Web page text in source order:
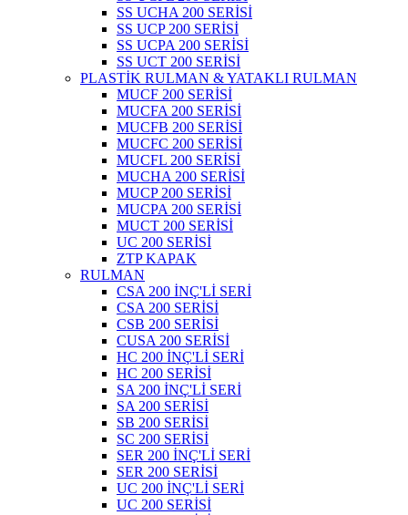
SS UCHA 200 SERİSİ
SS UCP 200 SERİSİ
SS UCPA 200 SERİSİ
SS UCT 200 SERİSİ
PLASTİK RULMAN & YATAKLI RULMAN
MUCF 200 SERİSİ
MUCFA 200 SERİSİ
MUCFB 200 SERİSİ
MUCFC 200 SERİSİ
MUCFL 200 SERİSİ
MUCHA 200 SERİSİ
MUCP 200 SERİSİ
MUCPA 200 SERİSİ
MUCT 200 SERİSİ
UC 200 SERİSİ
ZTP KAPAK
RULMAN
CSA 200 İNÇ'Lİ SERİ
CSA 200 SERİSİ
CSB 200 SERİSİ
CUSA 200 SERİSİ
HC 200 İNÇ'Lİ SERİ
HC 200 SERİSİ
SA 200 İNÇ'Lİ SERİ
SA 200 SERİSİ
SB 200 SERİSİ
SC 200 SERİSİ
SER 200 İNÇ'Lİ SERİ
SER 200 SERİSİ
UC 200 İNÇ'Lİ SERİ
UC 200 SERİSİ